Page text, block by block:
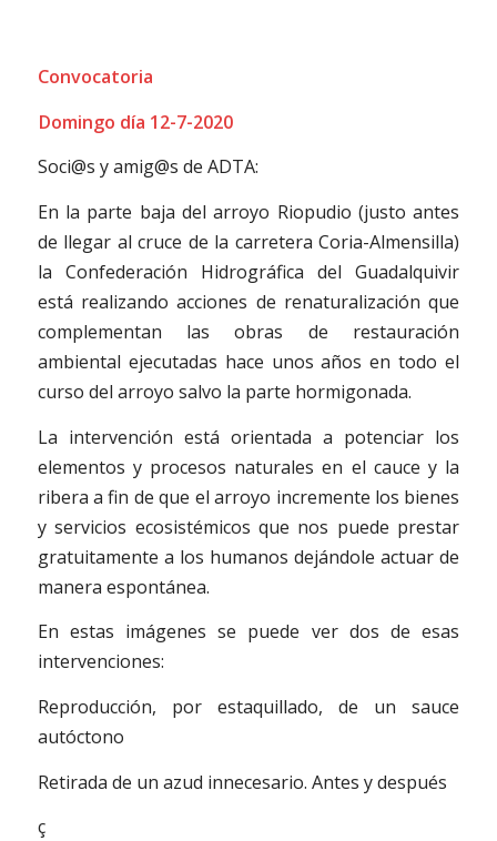
Convocatoria
Domingo día 12-7-2020
Soci@s y amig@s de ADTA:
En la parte baja del arroyo Riopudio (justo antes
de llegar al cruce de la carretera Coria-Almensilla)
la Confederación Hidrográfica del Guadalquivir
está realizando acciones de renaturalización que
complementan las obras de restauración
ambiental ejecutadas hace unos años en todo el
curso del arroyo salvo la parte hormigonada.
La intervención está orientada a potenciar los
elementos y procesos naturales en el cauce y la
ribera a fin de que el arroyo incremente los bienes
y servicios ecosistémicos que nos puede prestar
gratuitamente a los humanos dejándole actuar de
manera espontánea.
En estas imágenes se puede ver dos de esas
intervenciones:
Reproducción, por estaquillado, de un sauce
autóctono
Retirada de un azud innecesario. Antes y después
ç